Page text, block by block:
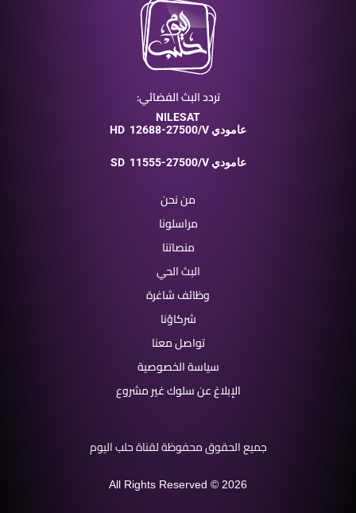
تردد البث الفضائي:
NILESAT
HD
12688-27500/V عامودي
SD 11555-27500/V عامودي
من نحن
مراسلونا
منصاتنا
البث الحي
وظائف شاغرة
شركاؤنا
تواصل معنا
سياسة الخصوصية
الإبلاغ عن سلوك غير مشروع
جميع الحقوق محفوظة لقناة حلب اليوم
All Rights Reserved © 2026